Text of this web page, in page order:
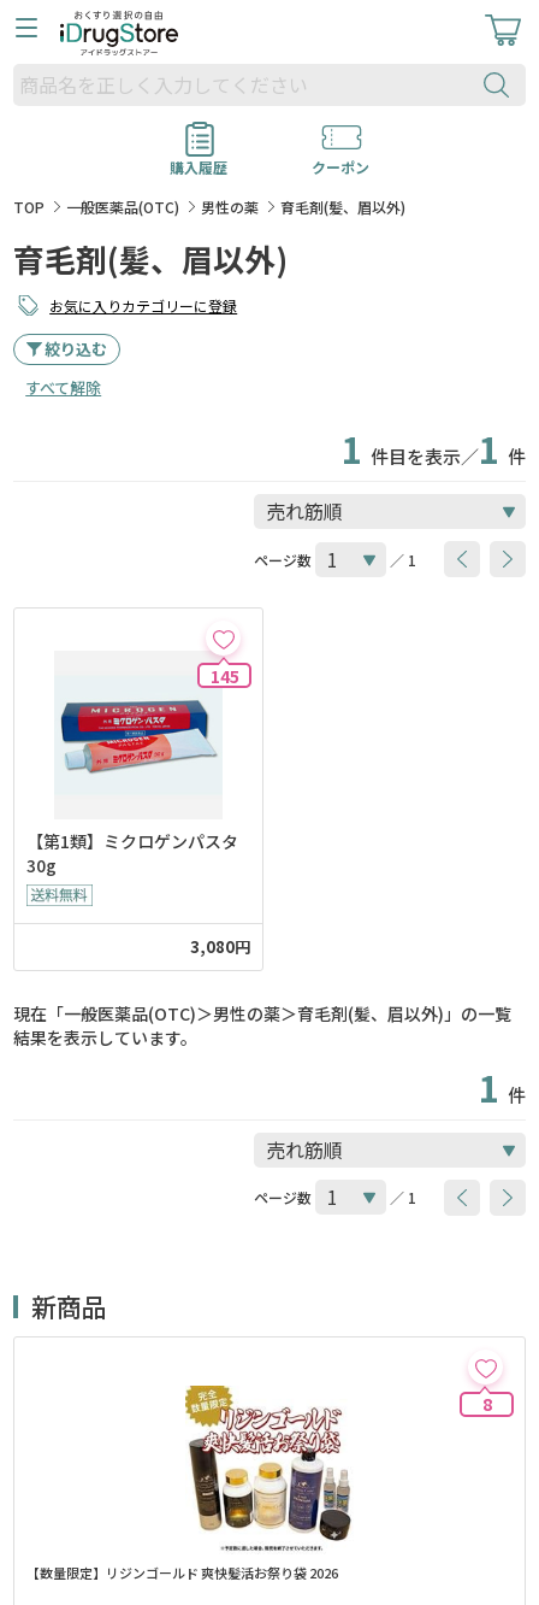
購入履歴
クーポン
TOP
一般医薬品(OTC) 男性の薬 育毛剤(髪、眉以外)
育毛剤(髪、眉以外)
お気に入りカテゴリーに登録
絞り込む
すべて解除
1 件目を表示／1 件
ページ数 ／ 1
145
【第1類】ミクロゲンパスタ
30g
3,080円
現在「一般医薬品(OTC)＞男性の薬＞育毛剤(髪、眉以外)」の一覧
結果を表示しています。
1 件
ページ数 ／ 1
新商品
8
【数量限定】リジンゴールド 爽快髪活お祭り袋 2026